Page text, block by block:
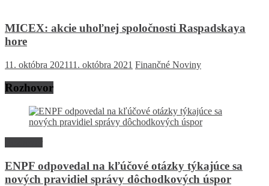
MICEX: akcie uhoľnej spoločnosti Raspadskaya
hore
11. októbra 202111. októbra 2021 Finančné Noviny
Rozhovor
ENPF odpovedal na kľúčové otázky týkajúce sa
nových pravidiel správy dôchodkových úspor